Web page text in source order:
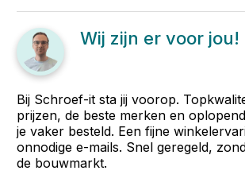
Wij zijn er voor jou!
Bij Schroef-it sta jij voorop.
prijzen, de beste merken en
je vaker besteld. Een fijne
onnodige e-mails. Snel geregeld,
de bouwmarkt.